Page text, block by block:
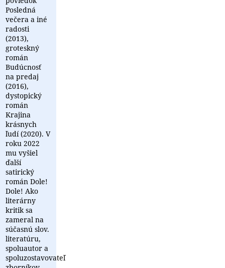
Posledná
večera a iné
radosti
(2013),
groteskný
román
Budúcnosť
na predaj
(2016),
dystopický
román
Krajina
krásnych
ľudí (2020). V
roku 2022
mu vyšiel
ďalší
satirický
román Dole!
Dole! Ako
literárny
kritik sa
zameral na
súčasnú slov.
literatúru,
spoluautor a
spoluzostavovateľ